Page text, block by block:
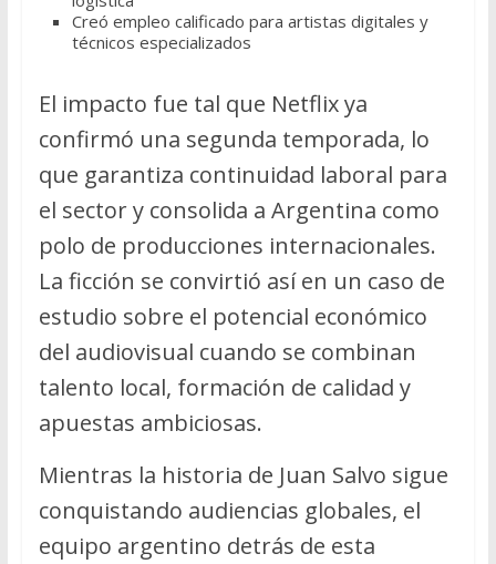
Creó empleo calificado para artistas digitales y
técnicos especializados
El impacto fue tal que Netflix ya
confirmó una segunda temporada, lo
que garantiza continuidad laboral para
el sector y consolida a Argentina como
polo de producciones internacionales.
La ficción se convirtió así en un caso de
estudio sobre el potencial económico
del audiovisual cuando se combinan
talento local, formación de calidad y
apuestas ambiciosas.
Mientras la historia de Juan Salvo sigue
conquistando audiencias globales, el
equipo argentino detrás de esta